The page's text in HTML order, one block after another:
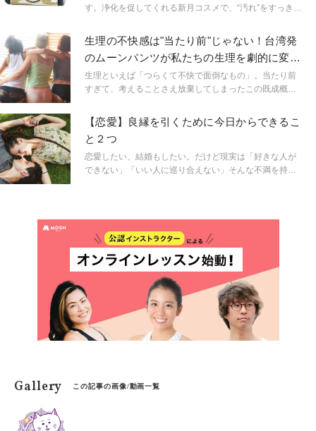
す。浄化を促してくれる新月コスメで、“汚れ”をすっきり
はず。
生理の不快感は"当たり前"じゃない！台湾発
のムーンパンツが私たちの生理を劇的に変え
る
生理といえば「つらくて不快で面倒なもの」。当たり前
すぎて、考えることさえ放棄してしまったこの既成概念
生み出しています。そのひとつが、生理先進国・台湾で
生まれた「ムーンパンツ」。生理用品の常識をくつがえ
す快適さが魅力です。
【恋愛】良縁を引くために今日からできるこ
と２つ
恋愛したい、結婚もしたい。だけど現実は「好きな人が
できない」「いい人に巡り合えない」そんな不満を持っ
Gallery この記事の画像/動画一覧